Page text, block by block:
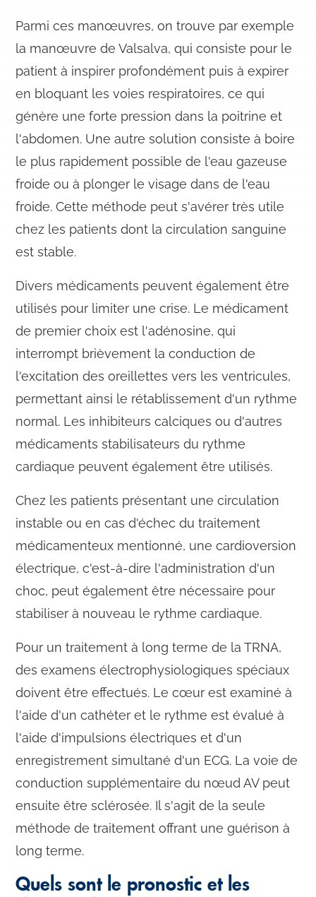
Parmi ces manœuvres, on trouve par exemple
la manœuvre de Valsalva, qui consiste pour le
patient à inspirer profondément puis à expirer
en bloquant les voies respiratoires, ce qui
génère une forte pression dans la poitrine et
l'abdomen. Une autre solution consiste à boire
le plus rapidement possible de l'eau gazeuse
froide ou à plonger le visage dans de l'eau
froide. Cette méthode peut s'avérer très utile
chez les patients dont la circulation sanguine
est stable.
Divers médicaments peuvent également être
utilisés pour limiter une crise. Le médicament
de premier choix est l'adénosine, qui
interrompt brièvement la conduction de
l'excitation des oreillettes vers les ventricules,
permettant ainsi le rétablissement d'un rythme
normal. Les inhibiteurs calciques ou d'autres
médicaments stabilisateurs du rythme
cardiaque peuvent également être utilisés.
Chez les patients présentant une circulation
instable ou en cas d'échec du traitement
médicamenteux mentionné, une cardioversion
électrique, c'est-à-dire l'administration d'un
choc, peut également être nécessaire pour
stabiliser à nouveau le rythme cardiaque.
Pour un traitement à long terme de la TRNA,
des examens électrophysiologiques spéciaux
doivent être effectués. Le cœur est examiné à
l'aide d'un cathéter et le rythme est évalué à
l'aide d'impulsions électriques et d'un
enregistrement simultané d'un ECG. La voie de
conduction supplémentaire du nœud AV peut
ensuite être sclérosée. Il s'agit de la seule
méthode de traitement offrant une guérison à
long terme.
Quels sont le pronostic et les